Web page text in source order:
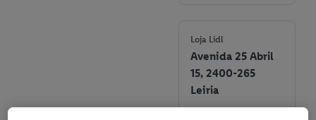
Loja Lidl
Avenida 25 Abril
15, 2400-265
Leiria